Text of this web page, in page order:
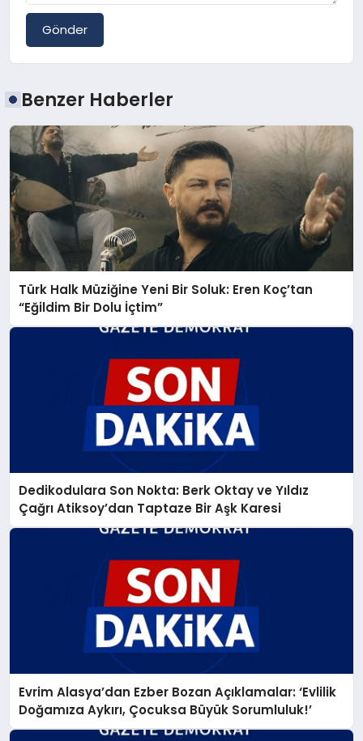
Gönder
Benzer Haberler
Türk Halk Müziğine Yeni Bir Soluk: Eren Koç’tan
“Eğildim Bir Dolu İçtim”
Dedikodulara Son Nokta: Berk Oktay ve Yıldız
Çağrı Atiksoy’dan Taptaze Bir Aşk Karesi
Evrim Alasya’dan Ezber Bozan Açıklamalar: ‘Evlilik
Doğamıza Aykırı, Çocuksa Büyük Sorumluluk!’